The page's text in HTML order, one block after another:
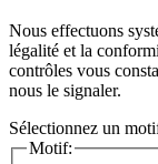
Nous effectuons
légalité et la
contrôles vous
nous le signaler.
Sélectionnez un
Motif: